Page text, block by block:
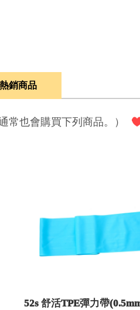
銷商品
常也會購買下列商品。）
52s 舒活TPE彈力帶